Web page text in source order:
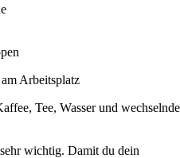
Arbeitsplatz
Tee, Wasser und wechselnde
wichtig. Damit du dein